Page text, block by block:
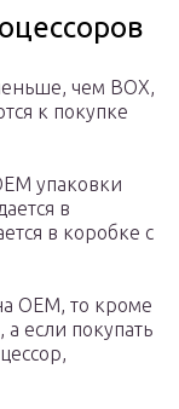
чем ВОХ,
к покупке
упаковки
в
в коробке с
ОЕМ, то кроме
если покупать